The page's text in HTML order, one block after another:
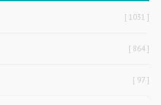
1031
864
97